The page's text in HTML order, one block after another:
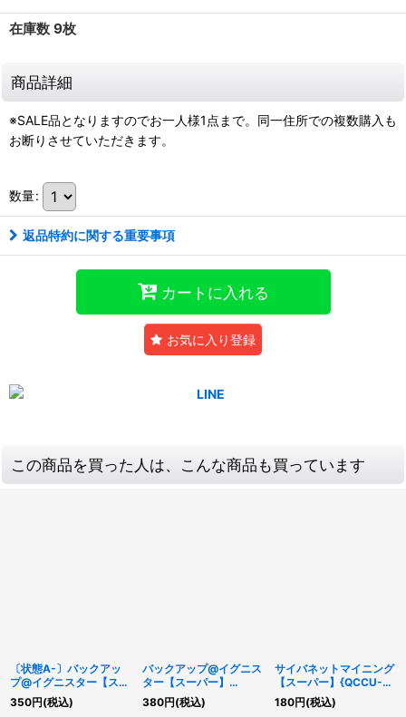
在庫数 9枚
商品詳細
※SALE品となりますのでお一人様1点まで。同一住所での複数購入も
お断りさせていただきます。
数量:
返品特約に関する重要事項
カートに入れる
お気に入り登録
この商品を買った人は、こんな商品も買っています
〔状態A-〕バックアッ
プ@イグニスター【スー
パー】{ALIN-JP002}
《モンスター》
350円(税込)
バックアップ@イグニス
ター【スーパー】
{ALIN-JP002}《モンス
ター》
380円(税込)
サイバネットマイニング
【スーパー】{QCCU-
JP109}《魔法》
180円(税込)